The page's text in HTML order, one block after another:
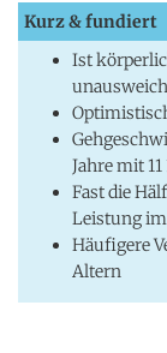
Kurz & fundiert
Ist
Jahre mit
Fast die
Leistung
Häufigere
Altern